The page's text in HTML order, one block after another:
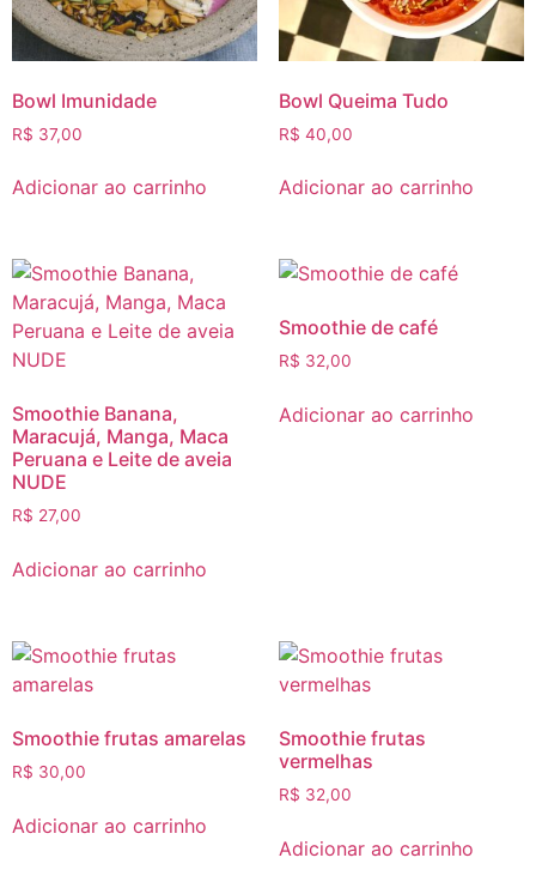
Bowl Imunidade
R$ 37,00
Adicionar ao carrinho
Bowl Queima Tudo
R$ 40,00
Adicionar ao carrinho
Smoothie Banana,
Maracujá, Manga, Maca
Peruana e Leite de aveia
NUDE
R$ 27,00
Adicionar ao carrinho
Smoothie de café
R$ 32,00
Adicionar ao carrinho
Smoothie frutas amarelas
R$ 30,00
Adicionar ao carrinho
Smoothie frutas
vermelhas
R$ 32,00
Adicionar ao carrinho